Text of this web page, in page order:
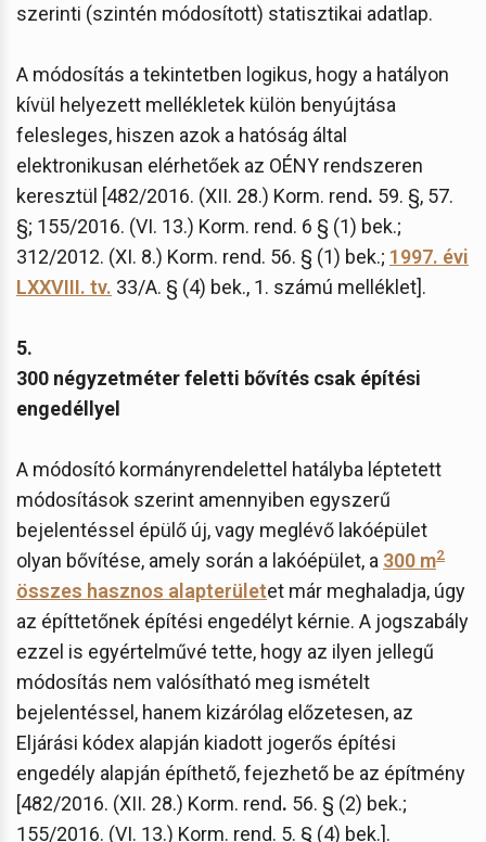
szerinti (szintén módosított) statisztikai adatlap.
A módosítás a tekintetben logikus, hogy a hatályon
kívül helyezett mellékletek külön benyújtása
felesleges, hiszen azok a hatóság által
elektronikusan elérhetőek az OÉNY rendszeren
keresztül [482/2016. (XII. 28.) Korm. rend. 59. §, 57.
§; 155/2016. (VI. 13.) Korm. rend. 6 § (1) bek.;
312/2012. (XI. 8.) Korm. rend. 56. § (1) bek.; 1997. évi
LXXVIII. tv. 33/A. § (4) bek., 1. számú melléklet].
5.
300 négyzetméter feletti bővítés csak építési
engedéllyel
A módosító kormányrendelettel hatályba léptetett
módosítások szerint amennyiben egyszerű
bejelentéssel épülő új, vagy meglévő lakóépület
olyan bővítése, amely során a lakóépület, a 300 m2
összes hasznos alapterületet már meghaladja, úgy
az építtetőnek építési engedélyt kérnie. A jogszabály
ezzel is egyértelművé tette, hogy az ilyen jellegű
módosítás nem valósítható meg ismételt
bejelentéssel, hanem kizárólag előzetesen, az
Eljárási kódex alapján kiadott jogerős építési
engedély alapján építhető, fejezhető be az építmény
[482/2016. (XII. 28.) Korm. rend. 56. § (2) bek.;
155/2016. (VI. 13.) Korm. rend. 5. § (4) bek.].